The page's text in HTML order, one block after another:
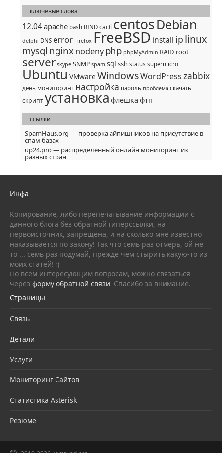
ключевые слова
12.04apache bash BIND cacti centosDebian
delphi DNS error Firefox FreeBSD install ip linux
mysql nginxnodenyphp phpMyAdmin RAID root
server skype SNMP spam sql ssh status supermicro
Ubuntu VMware WindowsWordPresszabbix
день мониторинг настройка пароль проблема скачать
скриптустановка флешка фтп
ссылки
SpamHaus.org — проверка айпишников на присутствие в
спам базах
up24.pro — распределенный онлайн мониторинг из
разных стран
Инфа
Копирование, либо перепечатывание информации с
данного блога без обратной гиперссылки, на
первоисточник, запрещена, и на сколько мне известно
наказывается по закону! Так что семь раз отмерь, ой не
то ... семь раз подумай, прежде чем стырить какую-то из
моих статей! ;)
По всем интересующим вопросам, можно связаться
через форму обратной связи. Спасибо за внимание.
Страницы
Связь
Детали
Услуги
Мониторинг Сайтов
Статистика Asterisk
Резюме